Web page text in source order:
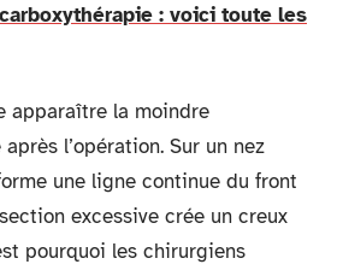
carboxythérapie : voici toute les
apparaître la moindre
l’opération. Sur un nez
une ligne continue du front
excessive crée un creux
pourquoi les chirurgiens